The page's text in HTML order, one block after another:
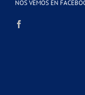
NOS VEMOS EN